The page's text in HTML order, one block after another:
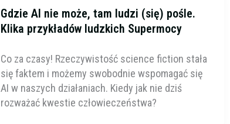
Gdzie AI nie może, tam ludzi (się) pośle.
Klika przykładów ludzkich Supermocy
Co za czasy! Rzeczywistość science fiction stała
się faktem i możemy swobodnie wspomagać się
AI w naszych działaniach. Kiedy jak nie dziś
rozważać kwestie człowieczeństwa?